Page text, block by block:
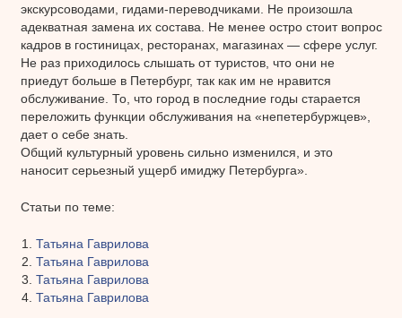
экскурсоводами, гидами-переводчиками. Не произошла
адекватная замена их состава. Не менее остро стоит вопрос
кадров в гостиницах, ресторанах, магазинах — сфере услуг.
Не раз приходилось слышать от туристов, что они не
приедут больше в Петербург, так как им не нравится
обслуживание. То, что город в последние годы старается
переложить функции обслуживания на «непетербуржцев»,
дает о себе знать.
Общий культурный уровень сильно изменился, и это
наносит серьезный ущерб имиджу Петербурга».
Статьи по теме:
Татьяна Гаврилова
Татьяна Гаврилова
Татьяна Гаврилова
Татьяна Гаврилова